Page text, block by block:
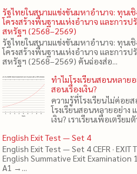
รัฐไทยในสนามแข่งขันมหาอำนาจ: ทุนเ
โครงสร้างพื้นฐานแห่งอำนาจ และการ
สหรัฐฯ (2568–2569)
รัฐไทยในสนามแข่งขันมหาอำนาจ: ทุนเ
โครงสร้างพื้นฐานแห่งอำนาจ และการ
สหรัฐฯ (2568–2569) คันฉ่องส่อ...
ทำไมโรงเรียนสอนหลาย
สอนเรื่องเงิน?
ความรู้ที่โรงเรียนไม่ค่อย
โรงเรียนสอนหลายอย่าง
เงิน? เราเรียนเพื่อเตรียม
English Exit Test — Set 4
English Exit Test — Set 4 CEFR · EXIT
English Summative Exit Examination
A1 →...